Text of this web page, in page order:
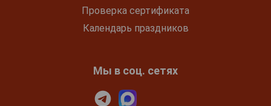
Проверка сертификата
Календарь праздников
Мы в соц. сетях